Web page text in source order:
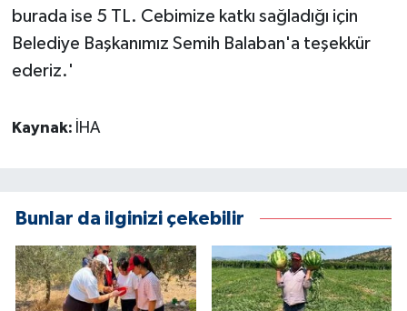
burada ise 5 TL. Cebimize katkı sağladığı için
Belediye Başkanımız Semih Balaban'a teşekkür
ederiz.'
Kaynak: İHA
Bunlar da ilginizi çekebilir